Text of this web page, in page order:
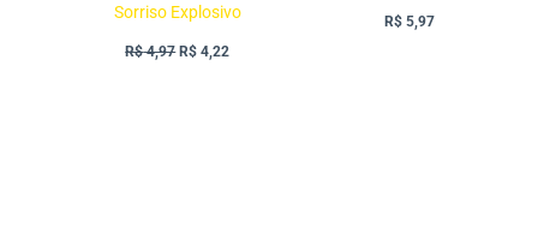
Sorriso Explosivo
R$4,97 R$ 4,22
R$ 5,97